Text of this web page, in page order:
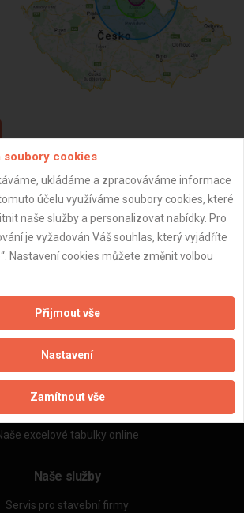
z portálu ARES dne 02.12.2024 23:45:06
Naše firmy a řemeslníci
a ochrana osobních údajů
pro používání souborů cookie
podmínky (zprostředkování)
podmínky (rozpočtování)
Reference
excelové tabulky online
Naše služby
Servis pro stavební firmy
soubory cookies
ukládáme a zpracováváme informace
účelu využíváme soubory cookies, které
naše služby a personalizovat nabídky. Pro
je vyžadován Váš souhlas, který vyjádříte
Nastavení cookies můžete změnit volbou
Přijmout vše
Nastavení
Zamítnout vše